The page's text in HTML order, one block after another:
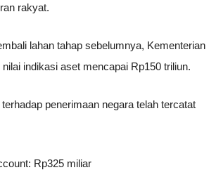
rakyat.
lahan tahap sebelumnya, Kementerian
indikasi aset mencapai Rp150 triliun.
penerimaan negara telah tercatat
Rp325 miliar